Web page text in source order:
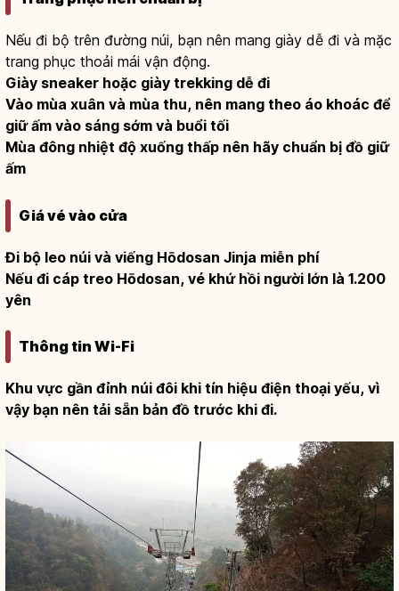
Nếu đi bộ trên đường núi, bạn nên mang giày dễ đi và mặc
trang phục thoải mái vận động.
Giày sneaker hoặc giày trekking dễ đi
Vào mùa xuân và mùa thu, nên mang theo áo khoác để
giữ ấm vào sáng sớm và buổi tối
Mùa đông nhiệt độ xuống thấp nên hãy chuẩn bị đồ giữ
ấm
Giá vé vào cửa
Đi bộ leo núi và viếng Hōdosan Jinja miễn phí
Nếu đi cáp treo Hōdosan, vé khứ hồi người lớn là 1.200
yên
Thông tin Wi-Fi
Khu vực gần đỉnh núi đôi khi tín hiệu điện thoại yếu, vì
vậy bạn nên tải sẵn bản đồ trước khi đi.